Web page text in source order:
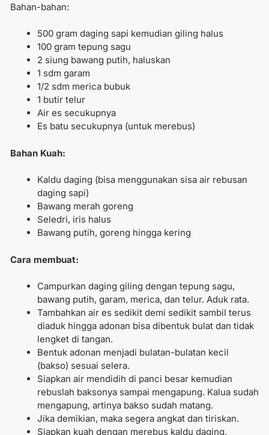
Bahan-bahan:
500 gram daging sapi kemudian giling halus
100 gram tepung sagu
2 siung bawang putih, haluskan
1 sdm garam
1/2 sdm merica bubuk
1 butir telur
Air es secukupnya
Es batu secukupnya (untuk merebus)
Bahan Kuah:
Kaldu daging (bisa menggunakan sisa air rebusan
daging sapi)
Bawang merah goreng
Seledri, iris halus
Bawang putih, goreng hingga kering
Cara membuat:
Campurkan daging giling dengan tepung sagu,
bawang putih, garam, merica, dan telur. Aduk rata.
Tambahkan air es sedikit demi sedikit sambil terus
diaduk hingga adonan bisa dibentuk bulat dan tidak
lengket di tangan.
Bentuk adonan menjadi bulatan-bulatan kecil
(bakso) sesuai selera.
Siapkan air mendidih di panci besar kemudian
rebuslah baksonya sampai mengapung. Kalua sudah
mengapung, artinya bakso sudah matang.
Jika demikian, maka segera angkat dan tiriskan.
Siapkan kuah dengan merebus kaldu daging,